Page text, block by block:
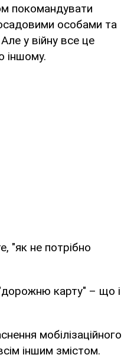
покомандувати
особами та
у війну все це
іншому.
"як не потрібно
карту" – що і
мобілізаційного
іншим змістом.